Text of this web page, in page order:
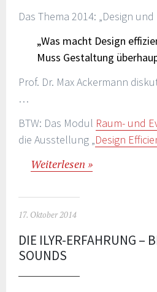
Das Thema 2014: „Design
„Was macht Design
Muss Gestaltung
Prof. Dr. Max Ackermann
…
BTW: Das Modul Raum- und
die Ausstellung „Design
Weiterlesen
17. Oktober 2014
DIE ILYR-ERFAHRUNG –
SOUNDS